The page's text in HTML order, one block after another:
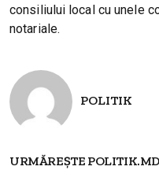
consiliului local cu unele
notariale.
POLITIK
URMĂREȘTE